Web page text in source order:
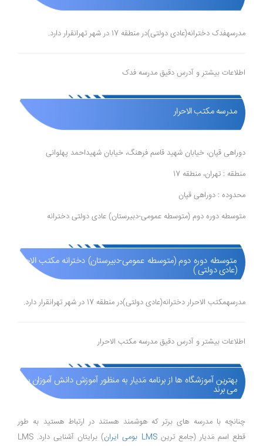
مدرسهفدک دخترانه(عادی دولتی)در منطقه 17 در شهر تهرانقرار دارد.
اطلاعات بیشتر و آدرس دقیق مدرسه فدک
مدرسه مکتب الاحرار
دوراهی قپان، خیابان شهید قاسم فرهنگ، خیابان شهیداحمد پهلوانی
منطقه : تهران، منطقه 17
محدوده : دوراهی قپان
متوسطه دوره دوم (متوسطه عمومی-دبیرستان) عادی دولتی دخترانه
متوسطه دوره دوم (متوسطه عمومی-دبیرستان) دخترانه مکتب الاحرار
(عادی دولتی )
مدرسهمکتب الاحرار دخترانه(عادی دولتی)در منطقه 17 در شهر تهرانقرار دارد.
اطلاعات بیشتر و آدرس دقیق مدرسه مکتب الاحرار
بهترین آموزشگاه ها از برنامه مَدیار به منظور آموزش دانش آموزان بهره
می برند
چنانچه با مدرسه های برتر که هوشمند هستند در ارتباط هستید به طور
قطع اسم مَدیار (جامع ترینLMS بومی ایران
) برایتان آشنایی دارد. LMS